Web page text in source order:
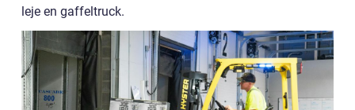
leje en gaffeltruck.